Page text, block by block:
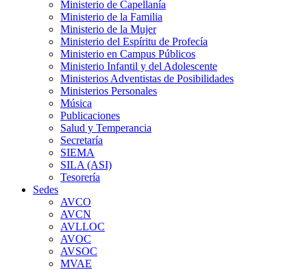
Ministerio de Capellanía
Ministerio de la Familia
Ministerio de la Mujer
Ministerio del Espíritu de Profecía
Ministerio en Campus Públicos
Ministerio Infantil y del Adolescente
Ministerios Adventistas de Posibilidades
Ministerios Personales
Música
Publicaciones
Salud y Temperancia
Secretaría
SIEMA
SILA (ASI)
Tesorería
Sedes
AVCO
AVCN
AVLLOC
AVOC
AVSOC
MVAE